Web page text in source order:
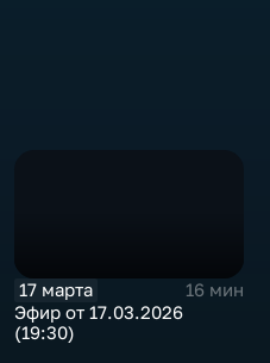
17 марта
16 мин
Эфир от 17.03.2026
(19:30)